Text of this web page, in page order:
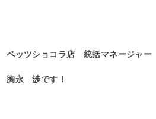
ペッツショコラ店 統括マネージャー
胸永 渉です！